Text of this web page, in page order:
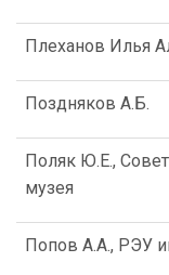
Плеханов Илья
Поздняков А.Б.
Поляк Ю.Е.,
музея
Попов А.А., РЭУ